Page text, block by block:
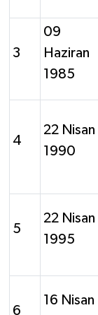
3
09
Haziran
1985
4
22 Nisan
1990
5
22 Nisan
1995
6
16 Nisan